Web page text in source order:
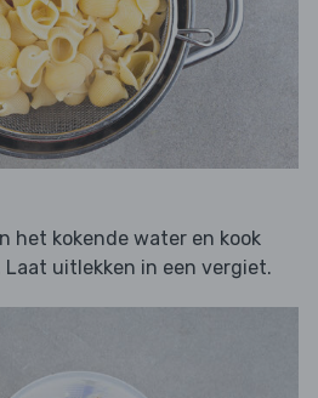
het kokende water en kook
Laat uitlekken in een vergiet.